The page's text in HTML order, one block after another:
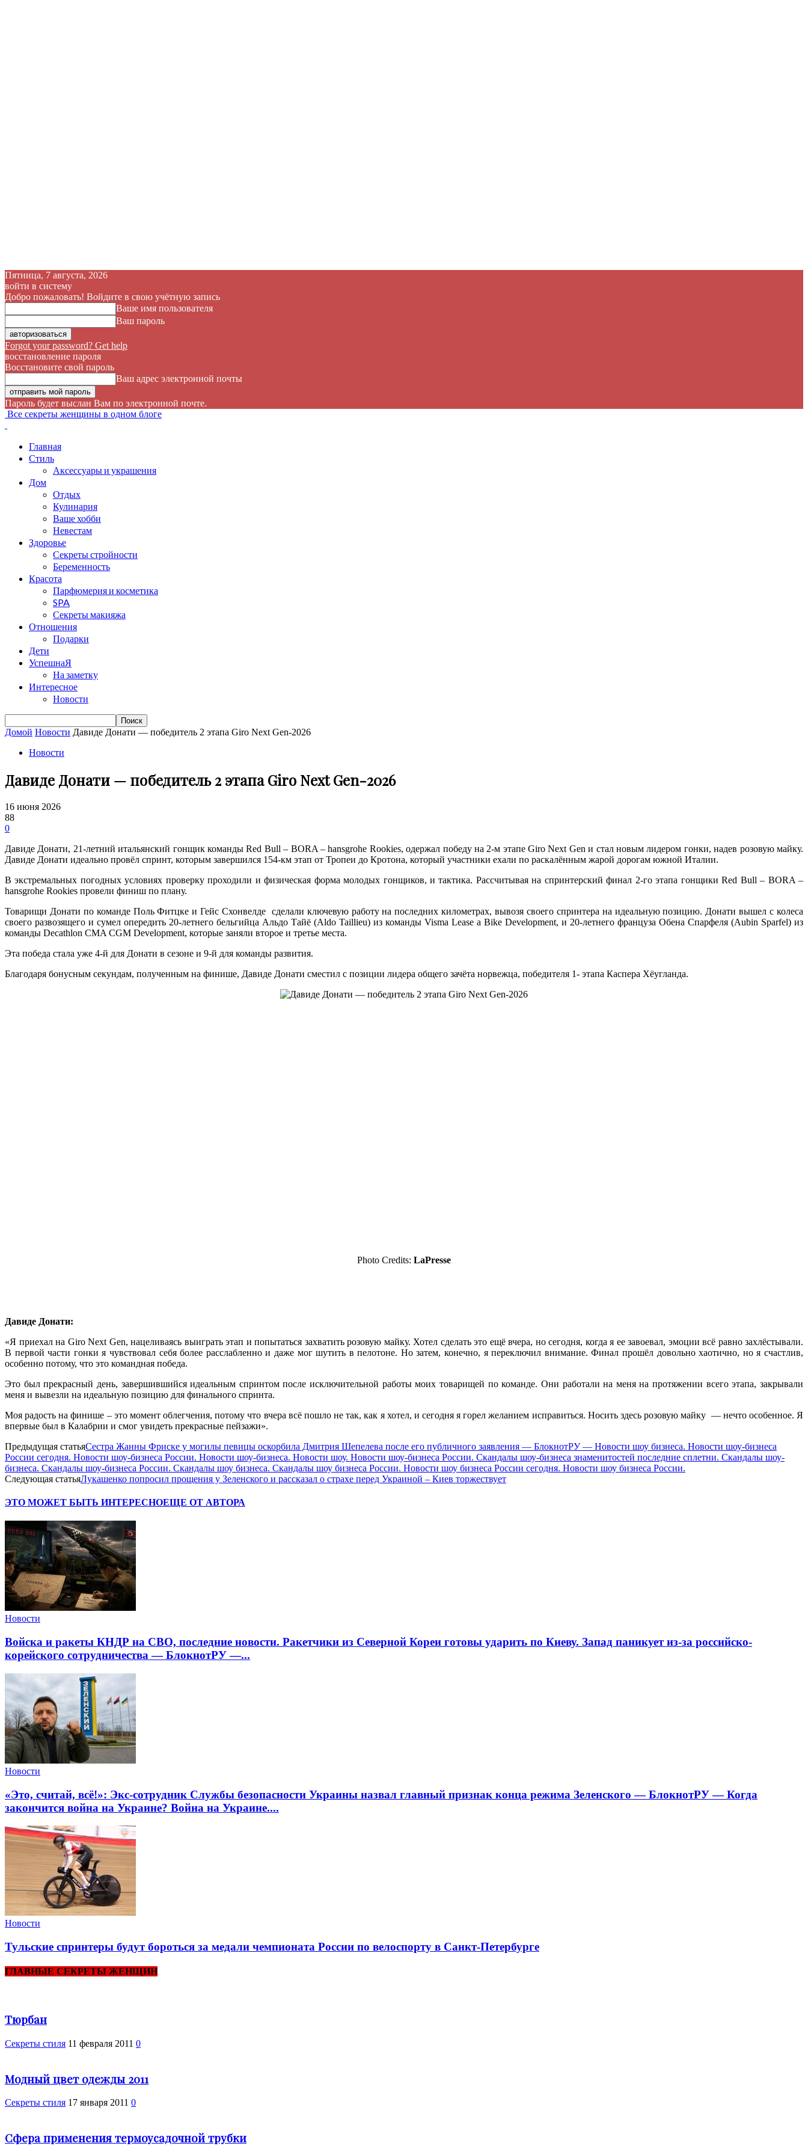
Пятница, 7 августа, 2026
войти в систему
Добро пожаловать! Войдите в свою учётную запись
Ваше имя пользователя
Ваш пароль
Forgot your password? Get help
восстановление пароля
Восстановите свой пароль
Ваш адрес электронной почты
Пароль будет выслан Вам по электронной почте.
Все секреты женщины в одном блоге
Главная
Стиль
Аксессуары и украшения
Дом
Отдых
Кулинария
Ваше хобби
Невестам
Здоровье
Секреты стройности
Беременность
Красота
Парфюмерия и косметика
SPA
Секреты макияжа
Отношения
Подарки
Дети
УспешнаЯ
На заметку
Интересное
Новости
Домой Новости Давиде Донати — победитель 2 этапа Giro Next Gen-2026
Новости
Давиде Донати — победитель 2 этапа Giro Next Gen-2026
16 июня 2026
88
0
Давиде Донати, 21-летний итальянский гонщик команды Red Bull – BORA – hansgrohe Rookies, одержал победу на 2-м этапе Giro Next Gen и стал новым лидером гонки, надев розовую майку.
Давиде Донати идеально провёл спринт, которым завершился 154-км этап от Тропеи до Кротона, который участники ехали по раскалённым жарой дорогам южной Италии.
В экстремальных погодных условиях проверку проходили и физическая форма молодых гонщиков, и тактика. Рассчитывая на спринтерский финал 2-го этапа гонщики Red Bull – BORA –
hansgrohe Rookies провели финиш по плану.
Товарищи Донати по команде Поль Фитцке и Гейс Схонвелде сделали ключевую работу на последних километрах, вывозя своего спринтера на идеальную позицию. Донати вышел с колеса
своего развозящего и сумел опередить 20-летнего бельгийца Альдо Тайё (Aldo Taillieu) из команды Visma Lease a Bike Development, и 20-летнего француза Обена Спарфеля (Aubin Sparfel) из
команды Decathlon CMA CGM Development, которые заняли второе и третье места.
Эта победа стала уже 4-й для Донати в сезоне и 9-й для команды развития.
Благодаря бонусным секундам, полученным на финише, Давиде Донати сместил с позиции лидера общего зачёта норвежца, победителя 1- этапа Каспера Хёугланда.
Photo Credits: LaPresse
Давиде Донати:
«Я приехал на Giro Next Gen, нацеливаясь выиграть этап и попытаться захватить розовую майку. Хотел сделать это ещё вчера, но сегодня, когда я ее завоевал, эмоции всё равно захлёстывали.
В первой части гонки я чувствовал себя более расслабленно и даже мог шутить в пелотоне. Но затем, конечно, я переключил внимание. Финал прошёл довольно хаотично, но я счастлив,
особенно потому, что это командная победа.
Это был прекрасный день, завершившийся идеальным спринтом после исключительной работы моих товарищей по команде. Они работали на меня на протяжении всего этапа, закрывали
меня и вывезли на идеальную позицию для финального спринта.
Моя радость на финише – это момент облегчения, потому что вчера всё пошло не так, как я хотел, и сегодня я горел желанием исправиться. Носить здесь розовую майку — нечто особенное. Я
впервые был в Калабрии и смог увидеть прекрасные пейзажи».
Предыдущая статьяСестра Жанны Фриске у могилы певицы оскорбила Дмитрия Шепелева после его публичного заявления — БлокнотРУ — Новости шоу бизнеса. Новости шоу-бизнеса
России сегодня. Новости шоу-бизнеса России. Новости шоу-бизнеса. Новости шоу. Новости шоу-бизнеса России. Скандалы шоу-бизнеса знаменитостей последние сплетни. Скандалы шоу-
бизнеса. Скандалы шоу-бизнеса России. Скандалы шоу бизнеса. Скандалы шоу бизнеса России. Новости шоу бизнеса России сегодня. Новости шоу бизнеса России.
Следующая статьяЛукашенко попросил прощения у Зеленского и рассказал о страхе перед Украиной – Киев торжествует
ЭТО МОЖЕТ БЫТЬ ИНТЕРЕСНОЕЩЕ ОТ АВТОРА
Новости
Войска и ракеты КНДР на СВО, последние новости. Ракетчики из Северной Кореи готовы ударить по Киеву. Запад паникует из-за российско-
корейского сотрудничества — БлокнотРУ —...
Новости
«Это, считай, всё!»: Экс-сотрудник Службы безопасности Украины назвал главный признак конца режима Зеленского — БлокнотРУ — Когда
закончится война на Украине? Война на Украине....
Новости
Тульские спринтеры будут бороться за медали чемпионата России по велоспорту в Санкт-Петербурге
ГЛАВНЫЕ СЕКРЕТЫ ЖЕНЩИН
Тюрбан
Секреты стиля 11 февраля 2011 0
Модный цвет одежды 2011
Секреты стиля 17 января 2011 0
Сфера применения термоусадочной трубки